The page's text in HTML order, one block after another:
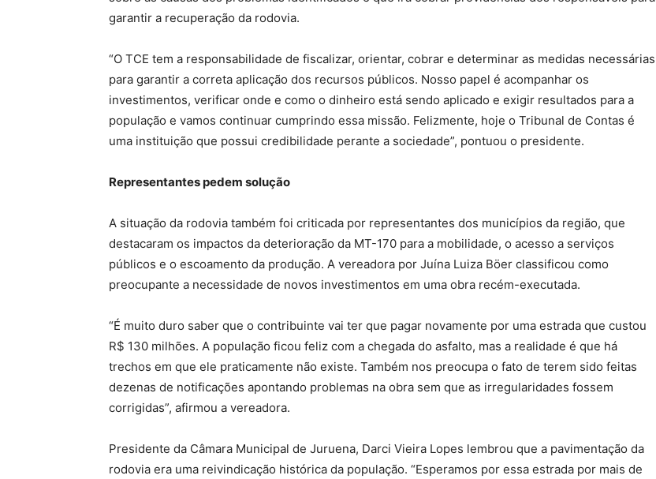
garantir a recuperação da rodovia.
“O TCE tem a responsabilidade de fiscalizar, orientar, cobrar e determinar as medidas necessárias
para garantir a correta aplicação dos recursos públicos. Nosso papel é acompanhar os
investimentos, verificar onde e como o dinheiro está sendo aplicado e exigir resultados para a
população e vamos continuar cumprindo essa missão. Felizmente, hoje o Tribunal de Contas é
uma instituição que possui credibilidade perante a sociedade”, pontuou o presidente.
Representantes pedem solução
A situação da rodovia também foi criticada por representantes dos municípios da região, que
destacaram os impactos da deterioração da MT-170 para a mobilidade, o acesso a serviços
públicos e o escoamento da produção. A vereadora por Juína Luiza Böer classificou como
preocupante a necessidade de novos investimentos em uma obra recém-executada.
“É muito duro saber que o contribuinte vai ter que pagar novamente por uma estrada que custou
R$ 130 milhões. A população ficou feliz com a chegada do asfalto, mas a realidade é que há
trechos em que ele praticamente não existe. Também nos preocupa o fato de terem sido feitas
dezenas de notificações apontando problemas na obra sem que as irregularidades fossem
corrigidas”, afirmou a vereadora.
Presidente da Câmara Municipal de Juruena, Darci Vieira Lopes lembrou que a pavimentação da
rodovia era uma reivindicação histórica da população. “Esperamos por essa estrada por mais de